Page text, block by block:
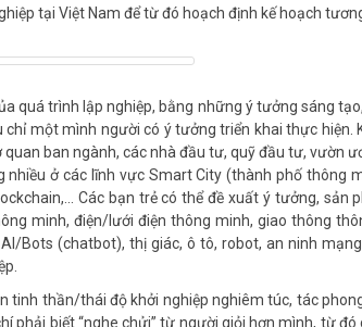
tại Việt Nam để từ đó hoạch định kế hoạch
quá trình lập nghiệp, bằng những ý tưởng sáng
một mình người có ý tưởng triển khai thực hiện.
ban ngành, các nhà đầu tư, quỹ đầu tư, vườn
ở các lĩnh vực Smart City (thành phố thông
Các bạn trẻ có thể đề xuất ý tưởng, sản
minh, điện/lưới điện thông minh, giao thông
Bots (chatbot), thị giác, ô tô, robot, an ninh
tinh thần/thái độ khởi nghiệp nghiêm túc, tác
phải biết “nghe chửi” từ người giỏi hơn mình, từ